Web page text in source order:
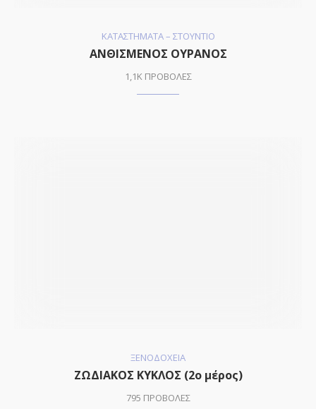
ΚΑΤΑΣΤΗΜΑΤΑ – ΣΤΟΥΝΤΙΟ
ΑΝΘΙΣΜΕΝΟΣ ΟΥΡΑΝΟΣ
1,1K ΠΡΟΒΟΛΕΣ
ΞΕΝΟΔΟΧΕΙΑ
ΖΩΔΙΑΚΟΣ ΚΥΚΛΟΣ (2ο μέρος)
795 ΠΡΟΒΟΛΕΣ